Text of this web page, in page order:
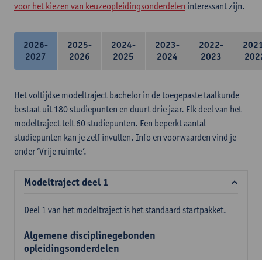
voor het kiezen van keuzeopleidingsonderdelen interessant zijn.
2026-
2027
2025-
2026
2024-
2025
2023-
2024
2022-
2023
Het voltijdse modeltraject bachelor in de toegepaste taalkunde
bestaat uit 180 studiepunten en duurt drie jaar. Elk deel van het
modeltraject telt 60 studiepunten. Een beperkt aantal
studiepunten kan je zelf invullen. Info en voorwaarden vind je
onder ‘Vrije ruimte’.
Modeltraject deel 1
Deel 1 van het modeltraject is het standaard startpakket.
Algemene disciplinegebonden
opleidingsonderdelen